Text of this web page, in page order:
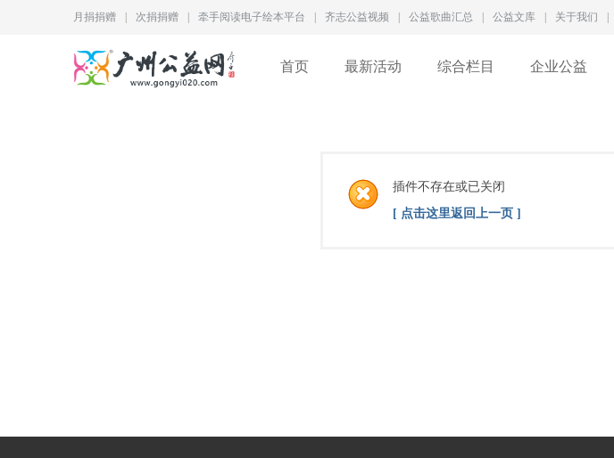
月捐捐赠 次捐捐赠 牵手阅读电子绘本平台 齐志公益视频 公益歌曲汇总 公益文库 关于我们
首页 最新活动 综合栏目 企业公益
插件不存在或已关闭
[ 点击这里返回上一页 ]